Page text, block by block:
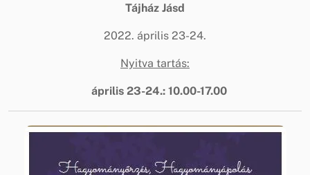
Tájház Jásd
2022. április 23-24.
Nyitva tartás:
április 23-24.: 10.00-17.00